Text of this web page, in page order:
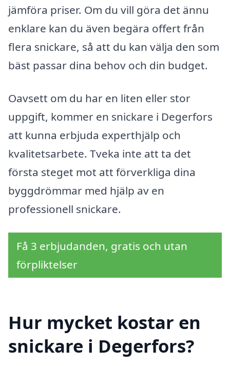
jämföra priser. Om du vill göra det ännu
enklare kan du även begära offert från
flera snickare, så att du kan välja den som
bäst passar dina behov och din budget.
Oavsett om du har en liten eller stor
uppgift, kommer en snickare i Degerfors
att kunna erbjuda experthjälp och
kvalitetsarbete. Tveka inte att ta det
första steget mot att förverkliga dina
byggdrömmar med hjälp av en
professionell snickare.
Få 3 erbjudanden, gratis och utan
förpliktelser
Hur mycket kostar en
snickare i Degerfors?